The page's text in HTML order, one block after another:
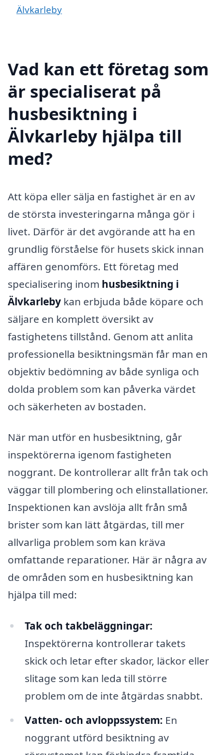
Älvkarleby
Vad kan ett företag som
är specialiserat på
husbesiktning i
Älvkarleby hjälpa till
med?
Att köpa eller sälja en fastighet är en av
de största investeringarna många gör i
livet. Därför är det avgörande att ha en
grundlig förståelse för husets skick innan
affären genomförs. Ett företag med
specialisering inom husbesiktning i
Älvkarleby kan erbjuda både köpare och
säljare en komplett översikt av
fastighetens tillstånd. Genom att anlita
professionella besiktningsmän får man en
objektiv bedömning av både synliga och
dolda problem som kan påverka värdet
och säkerheten av bostaden.
När man utför en husbesiktning, går
inspektörerna igenom fastigheten
noggrant. De kontrollerar allt från tak och
väggar till plombering och elinstallationer.
Inspektionen kan avslöja allt från små
brister som kan lätt åtgärdas, till mer
allvarliga problem som kan kräva
omfattande reparationer. Här är några av
de områden som en husbesiktning kan
hjälpa till med:
Tak och takbeläggningar:
Inspektörerna kontrollerar takets
skick och letar efter skador, läckor eller
slitage som kan leda till större
problem om de inte åtgärdas snabbt.
Vatten- och avloppssystem: En
noggrant utförd besiktning av